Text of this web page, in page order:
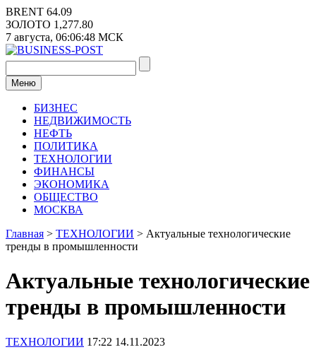
Перейти
к
содержимому
BRENT 64.09
ЗОЛОТО 1,277.80
7 августа, 06:06:49 МСК
Меню
БИЗНЕС
НЕДВИЖИМОСТЬ
НЕФТЬ
ПОЛИТИКА
ТЕХНОЛОГИИ
ФИНАНСЫ
ЭКОНОМИКА
ОБЩЕСТВО
МОСКВА
Главная > ТЕХНОЛОГИИ > Актуальные технологические
тренды в промышленности
Актуальные технологические
тренды в промышленности
ТЕХНОЛОГИИ 17:22 14.11.2023